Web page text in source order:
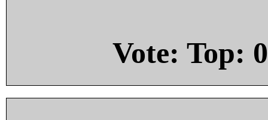
Vote: Top: 0